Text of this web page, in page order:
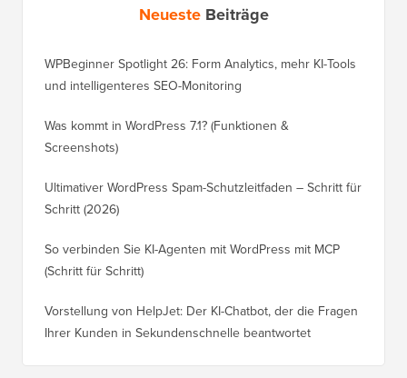
Neueste Beiträge
WPBeginner Spotlight 26: Form Analytics, mehr KI-Tools
und intelligenteres SEO-Monitoring
Was kommt in WordPress 7.1? (Funktionen &
Screenshots)
Ultimativer WordPress Spam-Schutzleitfaden – Schritt für
Schritt (2026)
So verbinden Sie KI-Agenten mit WordPress mit MCP
(Schritt für Schritt)
Vorstellung von HelpJet: Der KI-Chatbot, der die Fragen
Ihrer Kunden in Sekundenschnelle beantwortet